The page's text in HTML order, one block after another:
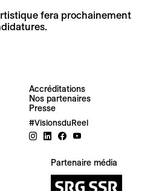
fera prochainement
Accréditations
Nos partenaires
Presse
#VisionsduReel
Partenaire média